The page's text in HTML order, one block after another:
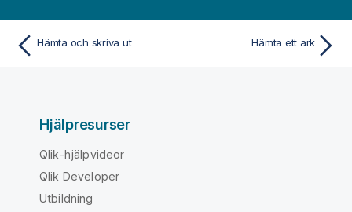
Hämta och skriva ut Hämta ett ark
Hjälpresurser
Qlik-hjälpvideor
Qlik Developer
Utbildning